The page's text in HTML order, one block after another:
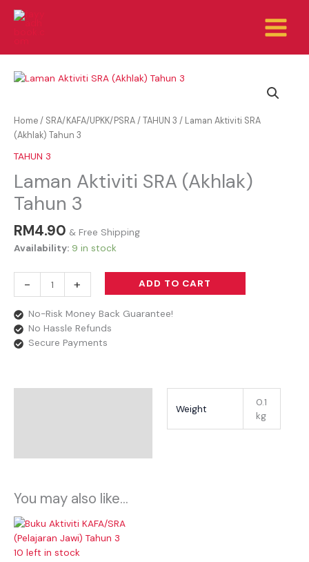
Home/ SRA/KAFA/UPKK/PSRA/TAHUN 3 / Laman Aktiviti SRA
(Akhlak) Tahun 3
TAHUN 3
Laman Aktiviti SRA (Akhlak)
Tahun 3
RM4.90 & Free Shipping
Availability: 9 in stock
-
Laman
(Akhlak)
Tahun
+ ADD TO CART
No-Risk Money Back Guarantee!
No Hassle Refunds
Secure Payments
Weight
0.1
kg
You may also like…
10 left in stock